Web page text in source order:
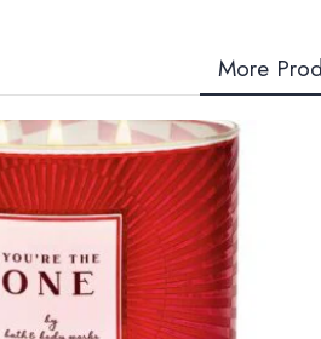
More